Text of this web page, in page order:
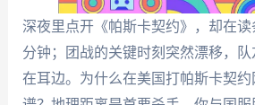
深夜里点开《帕斯卡契约》，却在
分钟；团战的关键时刻突然漂移，
在耳边。为什么在美国打帕斯卡契